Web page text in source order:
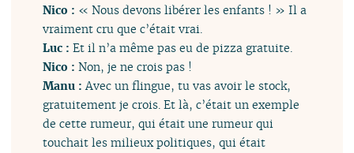
Nico : « Nous devons libérer les enfants ! » Il a
vraiment cru que c’était vrai.
Luc :Et il n’a même pas eu de pizza gratuite.
Nico :Non, je ne crois pas !
Manu :Avec un flingue, tu vas avoir le stock,
gratuitement je crois. Et là, c’était un exemple
de cette rumeur, qui était une rumeur qui
touchait les milieux politiques, qui était